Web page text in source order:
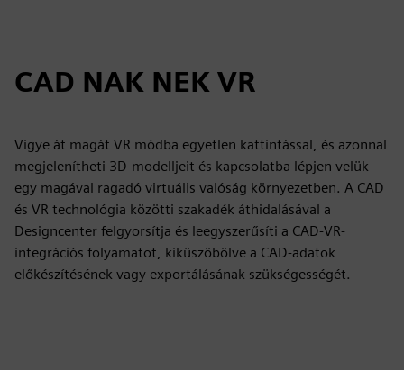
CAD NAK NEK VR
Vigye át magát VR módba egyetlen kattintással, és azonnal
megjelenítheti 3D-modelljeit és kapcsolatba lépjen velük
egy magával ragadó virtuális valóság környezetben. A CAD
és VR technológia közötti szakadék áthidalásával a
Designcenter felgyorsítja és leegyszerűsíti a CAD-VR-
integrációs folyamatot, kiküszöbölve a CAD-adatok
előkészítésének vagy exportálásának szükségességét.